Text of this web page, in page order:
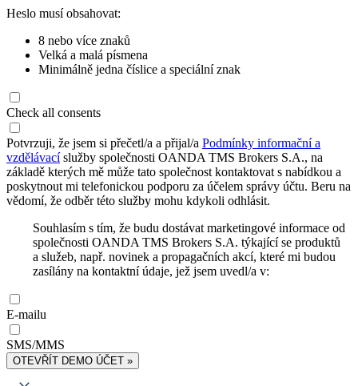
Heslo musí obsahovat:
8 nebo více znaků
Velká a malá písmena
Minimálně jedna číslice a speciální znak
Check all consents
Potvrzuji, že jsem si přečetl/a a přijal/a Podmínky informační a
vzdělávacíslužby společnosti OANDA TMS Brokers S.A., na
základě kterých mě může tato společnost kontaktovat s nabídkou a
poskytnout mi telefonickou podporu za účelem správy účtu. Beru na
vědomí, že odběr této služby mohu kdykoli odhlásit.
Souhlasím s tím, že budu dostávat marketingové informace od
společnosti OANDA TMS Brokers S.A. týkající se produktů
a služeb, např. novinek a propagačních akcí, které mi budou
zasílány na kontaktní údaje, jež jsem uvedl/a v:
E-mailu
SMS/MMS
OTEVŘÍT DEMO ÚČET »